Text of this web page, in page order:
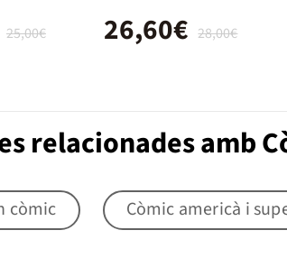
25,00€ 28,00€
26,60€
relacionades amb
còmic Còmic americà i